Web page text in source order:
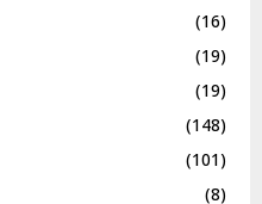
(16)
(19)
(19)
(148)
(101)
(8)